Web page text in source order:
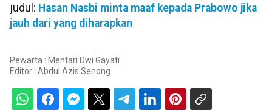
judul: Hasan Nasbi minta maaf kepada Prabowo jika
jauh dari yang diharapkan
Pewarta : Mentari Dwi Gayati
Editor : Abdul Azis Senong